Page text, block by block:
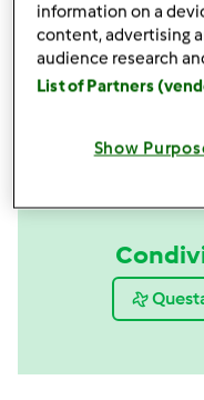
Boccale
acquista
information on a
content, advertising
audience research
List of Partners
Show